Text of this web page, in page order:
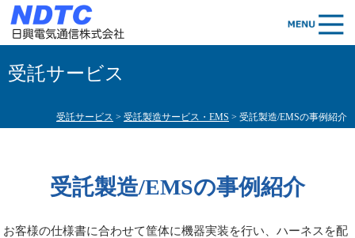
受託サービス
受託サービス > 受託製造サービス・EMS > 受託製造/EMSの事例紹介
受託製造/EMSの事例紹介
お客様の仕様書に合わせて筐体に機器実装を行い、ハーネスを配